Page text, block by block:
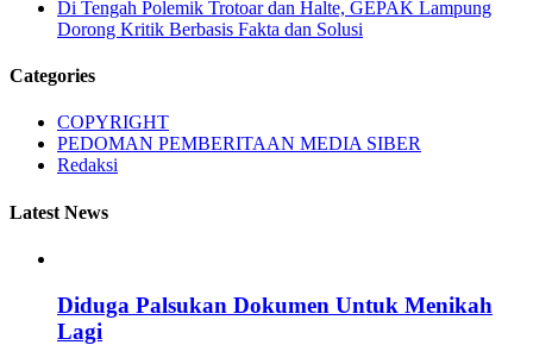
Di Tengah Polemik Trotoar dan Halte, GEPAK Lampung
Dorong Kritik Berbasis Fakta dan Solusi
Categories
COPYRIGHT
PEDOMAN PEMBERITAAN MEDIA SIBER
Redaksi
Latest News
Diduga Palsukan Dokumen Untuk Menikah
Lagi